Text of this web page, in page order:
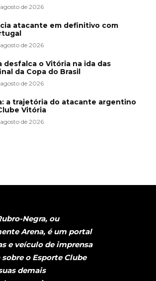
de 2026
atacante em definitivo com
de 2026
desfalca o Vitória na ida das
da Copa do Brasil
de 2026
a trajetória do atacante argentino
Vitória
de 2026
Negra, ou
Arena, é um portal
e veículo de imprensa
o Esporte Clube
demais